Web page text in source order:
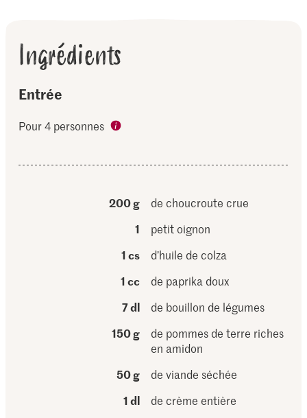
Ingrédients
Entrée
Pour 4 personnes
200 g
de choucroute crue
1
petit oignon
1 cs
d’huile de colza
1 cc
de paprika doux
7 dl
de bouillon de légumes
150 g
de pommes de terre riches
en amidon
50 g
de viande séchée
1 dl
de crème entière